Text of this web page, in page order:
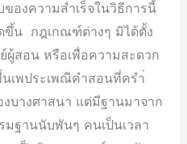
ของความสำเร็จในวิธีการนี้
ขึ้น กฎเกณฑ์ต่างๆ มิได้ตั้ง
ผู้สอน หรือเพื่อความสะดวก
เพประเพณีคำสอนที่ครำ่
บางศาสนา แต่มีฐานมาจาก
ฐานนับพันๆ คนเป็นเวลา